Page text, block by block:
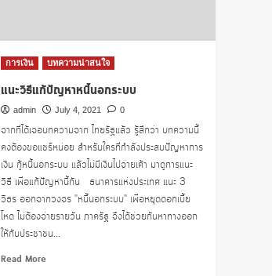
การเงิน บทความน่าสนใจ
แนะวิธีแก้ปัญหาหนี้นอกระบบ
admin July 4, 2021 0
จากที่ได้เจอบทความจาก ไทยรัฐแล้ว รู้สึกว่า บทความนี้
คงต้องขอแชร์หน่อย สำหรับใครที่กำลังประสบปัญหาการ
เงิน กู้หนี้นอกระบบ แล้วไม่มีเงินไปจ่ายเค้า มาดูการแนะ
วิธี เพื่อแก้ปัญหานี้กัน ธนาคารแห่งประเทศ แนะ 3
วิธร ออกจากวงจร "หนี้นอกระบบ" เพื่อหยุดดอกเบี้ย
โหด ไม่ต้องจ่ายรายวัน ภาครัฐ จึงได้ช่วยกันหาทางออก
ให้กับประชาชน...
Read More